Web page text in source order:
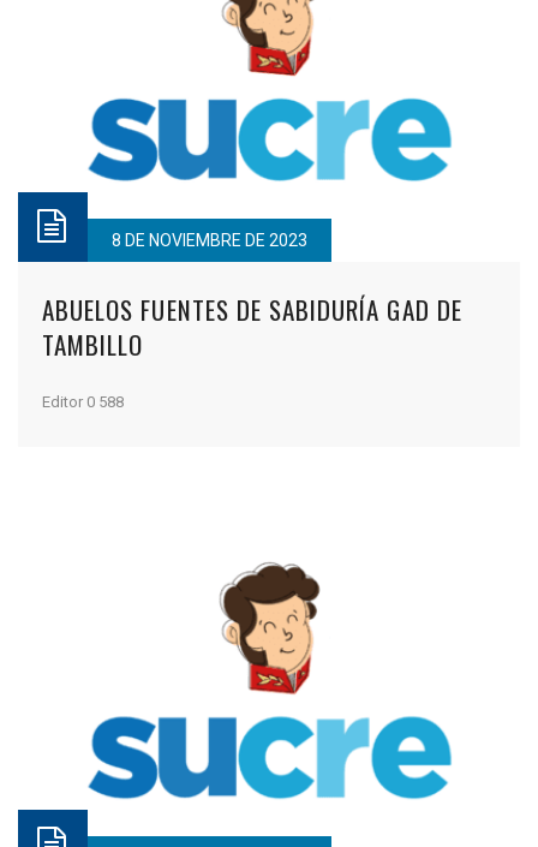
8 DE NOVIEMBRE DE 2023
ABUELOS FUENTES DE SABIDURÍA GAD DE
TAMBILLO
Editor 0 588